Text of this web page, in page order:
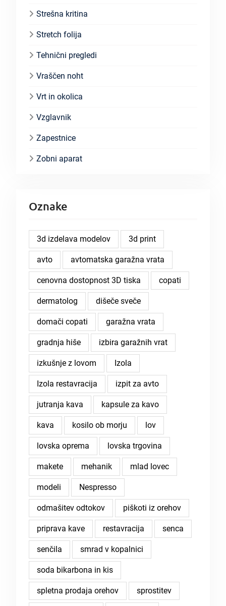
Strešna kritina
Stretch folija
Tehnični pregledi
Vraščen noht
Vrt in okolica
Vzglavnik
Zapestnice
Zobni aparat
Oznake
3d izdelava modelov 3d print
avto avtomatska garažna vrata
cenovna dostopnost 3D tiska copati
dermatolog dišeče sveče
domači copati garažna vrata
gradnja hiše izbira garažnih vrat
izkušnje z lovom Izola
Izola restavracija izpit za avto
jutranja kava kapsule za kavo
kava kosilo ob morju lov
lovska oprema lovska trgovina
makete mehanik mlad lovec
modeli Nespresso
odmašitev odtokov piškoti iz orehov
priprava kave restavracija senca
senčila smrad v kopalnici
soda bikarbona in kis
spletna prodaja orehov sprostitev